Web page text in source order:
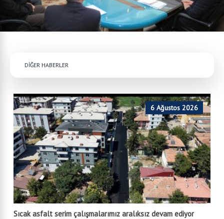
DİĞER HABERLER
6 Ağustos 2026
Sıcak asfalt serim çalışmalarımız aralıksız devam ediyor